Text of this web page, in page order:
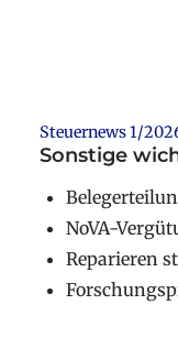
Steuernews 1/
Sonstige
NoVA-
Reparieren